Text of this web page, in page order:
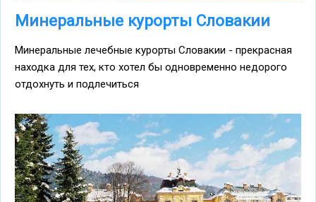
Минеральные курорты Словакии
Минеральные лечебные курорты Словакии - прекрасная
находка для тех, кто хотел бы одновременно недорого
отдохнуть и подлечиться